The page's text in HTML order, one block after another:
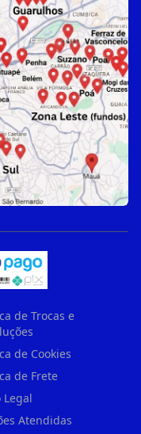
de Trocas e
de Cookies
de Frete
Legal
Atendidas